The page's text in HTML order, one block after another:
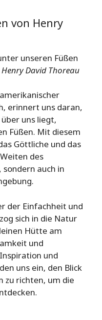
von Henry
unseren Füßen
Henry David Thoreau
erinnert uns daran,
uns liegt,
Füßen. Mit diesem
Göttliche und das
des
sondern auch in
der Einfachheit und
sich in die Natur
Hütte am
und
und
uns ein, den Blick
zu richten, um die